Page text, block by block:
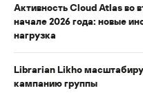
Активность Cloud Atlas во
начале 2026 года: новые
нагрузка
Librarian Likho
кампанию группы